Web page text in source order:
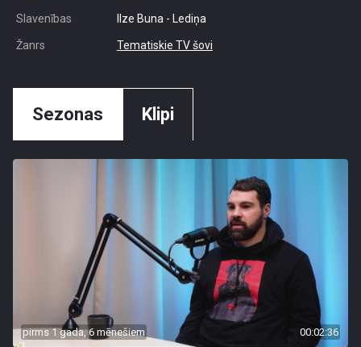
Slavenības Ilze Buna - Lediņa
Žanrs Tematiskie TV šovi
Sezonas Klipi
pirms 1 gada, 6 mēnešiem 00:02:36